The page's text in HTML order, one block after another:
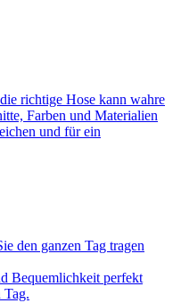
richtige Hose kann wahre
Farben und Materialien
und für ein
den ganzen Tag tragen
Bequemlichkeit perfekt
Tag.